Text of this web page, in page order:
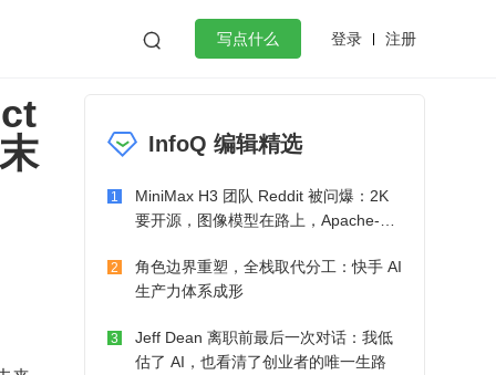
 写点什么 登录 注册
工作
微服务架构 flutter
InfoQ 编辑精选
1
MiniMax H3 团队 Reddit 被问爆：2K
要开源，图像模型在路上，Apache-2.0
2
角色边界重塑，全栈取代分工：快手 AI
生产力体系成形
3
Jeff Dean 离职前最后一次对话：我低
估了 AI，也看清了创业者的唯一生路